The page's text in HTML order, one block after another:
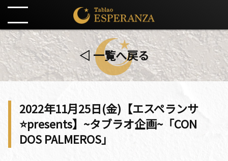
◁ 一覧へ戻る
2022年11月25日(金)【エスペランサ
⭐️presents】~タブラオ企画~「CON
DOS PALMEROS」